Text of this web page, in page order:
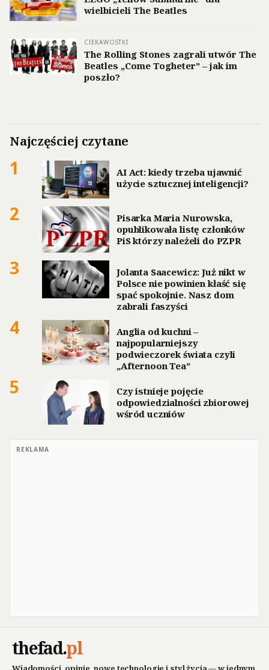
wielbicieli The Beatles
CIEKAWOSTKI
The Rolling Stones zagrali utwór The
Beatles „Come Togheter” – jak im
poszło?
Najczęściej czytane
1
AI Act: kiedy trzeba ujawnić
użycie sztucznej inteligencji?
2
Pisarka Maria Nurowska,
opublikowała listę członków
PiS którzy należeli do PZPR
3
Jolanta Saacewicz: Już nikt w
Polsce nie powinien kłaść się
spać spokojnie. Nasz dom
zabrali faszyści
4
Anglia od kuchni –
najpopularniejszy
podwieczorek świata czyli
„Afternoon Tea”
5
Czy istnieje pojęcie
odpowiedzialności zbiorowej
wśród uczniów
REKLAMA
thefad.pl